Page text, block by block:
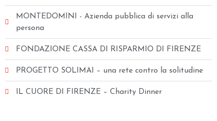
MONTEDOMINI - Azienda pubblica di servizi alla
persona
FONDAZIONE CASSA DI RISPARMIO DI FIRENZE
PROGETTO SOLIMAI – una rete contro la solitudine
IL CUORE DI FIRENZE – Charity Dinner